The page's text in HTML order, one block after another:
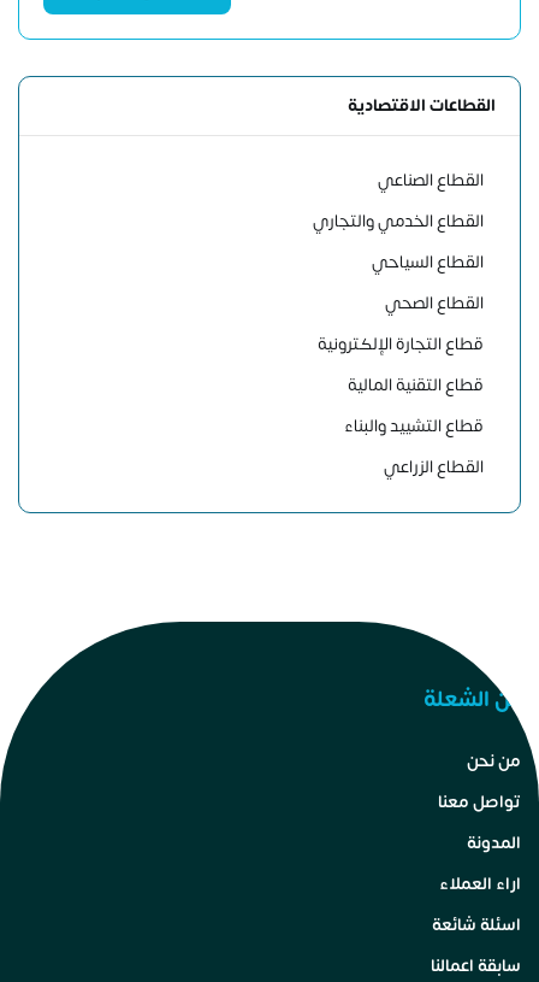
القطاعات الاقتصادية
القطاع الصناعي
القطاع الخدمي والتجاري
القطاع السياحي
القطاع الصحي
قطاع التجارة الإلكترونية
قطاع التقنية المالية
قطاع التشييد والبناء
القطاع الزراعي
عن الشعلة
من نحن
تواصل معنا
المدونة
اراء العملاء
اسئلة شائعة
سابقة اعمالنا